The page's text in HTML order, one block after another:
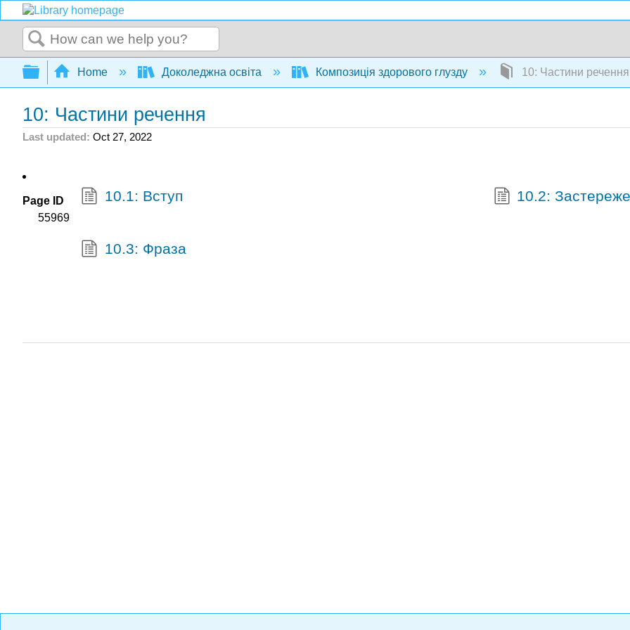
Search
Expand/collapse global hierarchy
Home Доколеджна освіта Композиція здорового глузду 10: Частини речення
10: Частини речення
Last updated Oct 27, 2022
Page ID
55969
10.1: Вступ 10.2:
10.3: Фраза